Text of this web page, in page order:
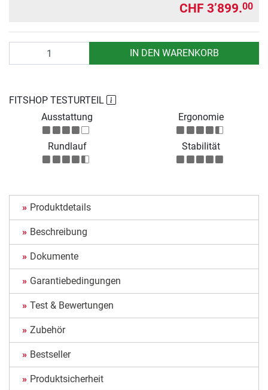
CHF 3’899.00
IN DEN WARENKORB
FITSHOP TESTURTEIL
Ausstattung
Ergonomie
Rundlauf Stabilität
Produktdetails
Beschreibung
Dokumente
Garantiebedingungen
Test & Bewertungen
Zubehör
Bestseller
Produktsicherheit